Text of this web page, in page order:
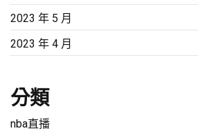
2023 年 5 月
2023 年 4 月
分類
nba直播